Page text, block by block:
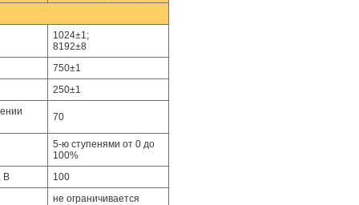
1024±1;
8192±8
750±1
250±1
70
5-ю ступенями от 0 до
100%
В
100
не ограничивается